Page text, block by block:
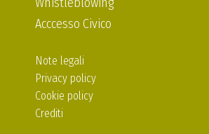
Acccesso Civico
Note legali
Privacy policy
Cookie policy
Crediti